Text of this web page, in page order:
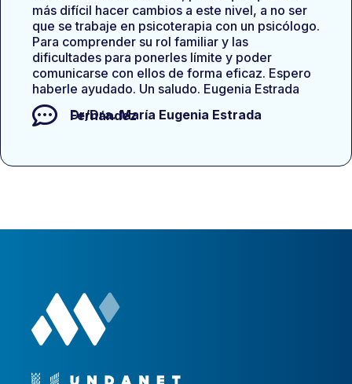
más difícil hacer cambios a este nivel, a no ser
que se trabaje en psicoterapia con un psicólogo.
Para comprender su rol familiar y las
dificultades para ponerles límite y poder
comunicarse con ellos de forma eficaz. Espero
haberle ayudado. Un saludo. Eugenia Estrada
Dr/Dra.
María Eugenia Estrada Fernández